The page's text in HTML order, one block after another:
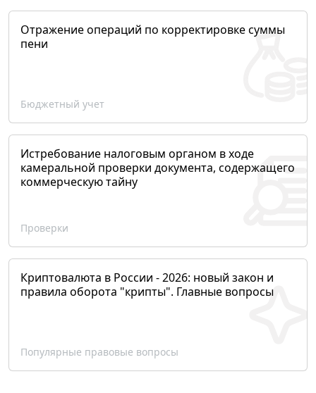
Отражение операций по корректировке суммы
пени
Бюджетный учет
Истребование налоговым органом в ходе
камеральной проверки документа, содержащего
коммерческую тайну
Проверки
Криптовалюта в России - 2026: новый закон и
правила оборота "крипты". Главные вопросы
Популярные правовые вопросы